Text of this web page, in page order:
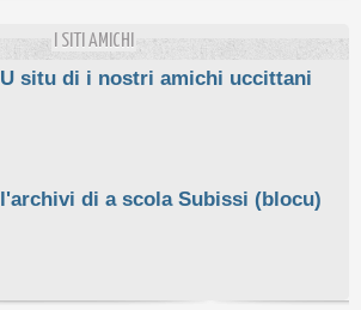
I SITI AMICHI
U situ di i nostri amichi uccittani
l'archivi di a scola Subissi (blocu)